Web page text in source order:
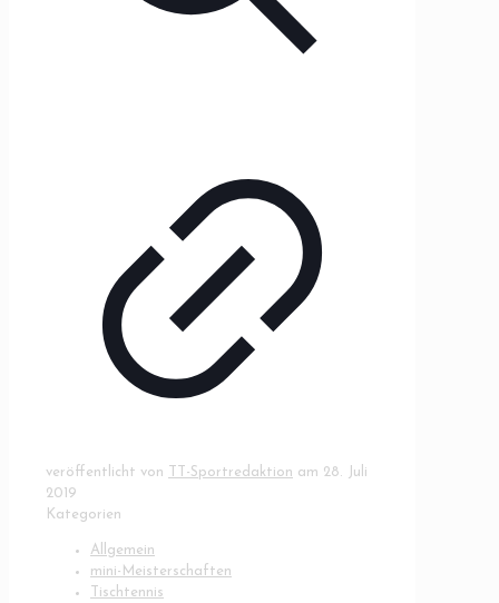
veröffentlicht von TT-Sportredaktion am 28. Juli
2019
Kategorien
Allgemein
mini-Meisterschaften
Tischtennis